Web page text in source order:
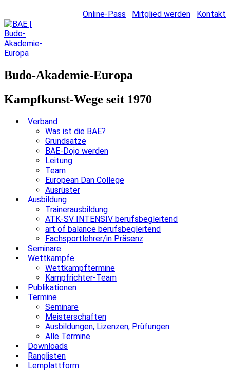
Online-Pass Mitglied werden Kontakt
Budo-Akademie-Europa
Kampfkunst-Wege seit 1970
Verband
Was ist die BAE?
Grundsätze
BAE-Dojo werden
Leitung
Team
European Dan College
Ausrüster
Ausbildung
Trainerausbildung
ATK-SV INTENSIV berufsbegleitend
art of balance berufsbegleitend
Fachsportlehrer/in Präsenz
Seminare
Wettkämpfe
Wettkampftermine
Kampfrichter-Team
Publikationen
Termine
Seminare
Meisterschaften
Ausbildungen, Lizenzen, Prüfungen
Alle Termine
Downloads
Ranglisten
Lernplattform